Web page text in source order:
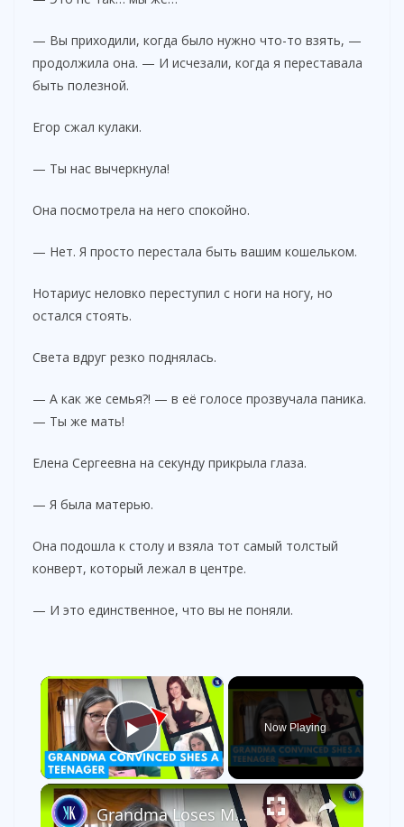
— Вы приходили, когда было нужно что-то взять, —
продолжила она. — И исчезали, когда я переставала
быть полезной.
Егор сжал кулаки.
— Ты нас вычеркнула!
Она посмотрела на него спокойно.
— Нет. Я просто перестала быть вашим кошельком.
Нотариус неловко переступил с ноги на ногу, но
остался стоять.
Света вдруг резко поднялась.
— А как же семья?! — в её голосе прозвучала паника.
— Ты же мать!
Елена Сергеевна на секунду прикрыла глаза.
— Я была матерью.
Она подошла к столу и взяла тот самый толстый
конверт, который лежал в центре.
— И это единственное, что вы не поняли.
×
Play Video
Now Playing
×
Grandma Loses Memory, Thinks She's A Teenager